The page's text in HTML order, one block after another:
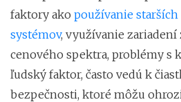
faktory ako používanie
systémov, využívanie zariadení
cenového spektra, problémy s
ľudský faktor, často vedú k
bezpečnosti, ktoré môžu